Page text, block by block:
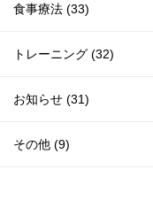
食事療法 (33)
トレーニング (32)
お知らせ (31)
その他 (9)